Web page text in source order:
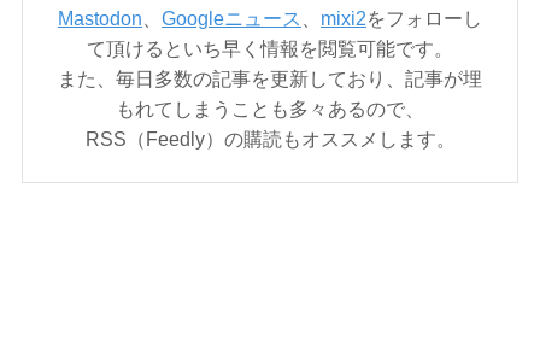
Mastodon Googleニュース mixi2をフォローし
て頂けるといち早く情報を閲覧可能です。
また、毎日多数の記事を更新しており、記事が埋
もれてしまうことも多々あるので、
RSS（Feedly）の購読もオススメします。